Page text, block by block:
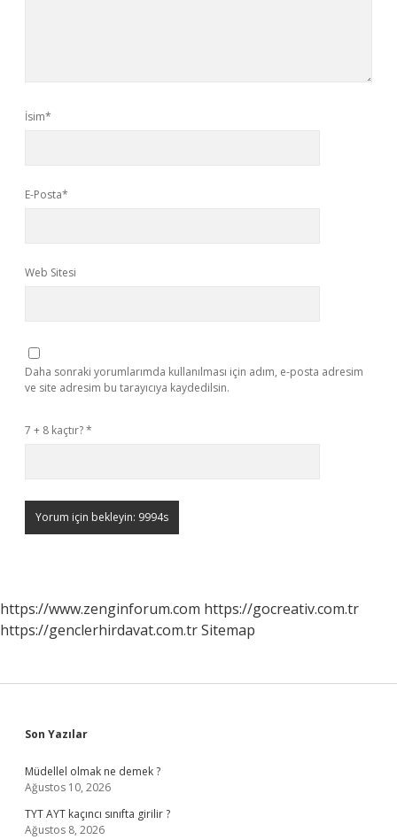
İsim*
E-Posta*
Web Sitesi
Daha sonraki yorumlarımda kullanılması için adım, e-posta adresim
ve site adresim bu tarayıcıya kaydedilsin.
7 + 8 kaçtır?*
https://www.zenginforum.com https://gocreativ.com.tr
https://genclerhirdavat.com.trSitemap
Sidebar
Son Yazılar
Müdellel olmak ne demek ?
Ağustos 10, 2026
TYT AYT kaçıncı sınıfta girilir ?
Ağustos 8, 2026